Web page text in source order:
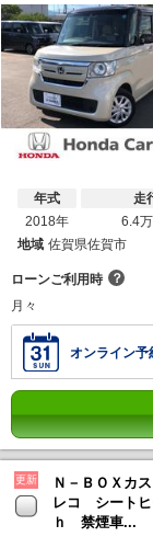
年式
2018年
走
6.4
地域 佐賀県佐賀市
ローンご利用時 ？
月々
オンライン予
更新
Ｎ－ＢＯＸカ
レコ シートヒ
ｈ 禁煙車...